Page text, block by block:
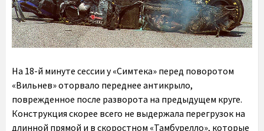
На 18-й минуте сессии у «Симтека» перед поворотом
«Вильнев» оторвало переднее антикрыло,
поврежденное после разворота на предыдущем круге.
Конструкция скорее всего не выдержала перегрузок на
длинной прямой и в скоростном «Тамбурелло», которые